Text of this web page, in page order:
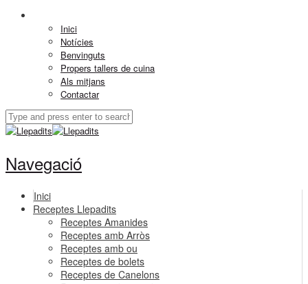
Inici
Notícies
Benvinguts
Propers tallers de cuina
Als mitjans
Contactar
Navegació
Inici
Receptes Llepadits
Receptes Amanides
Receptes amb Arròs
Receptes amb ou
Receptes de bolets
Receptes de Canelons